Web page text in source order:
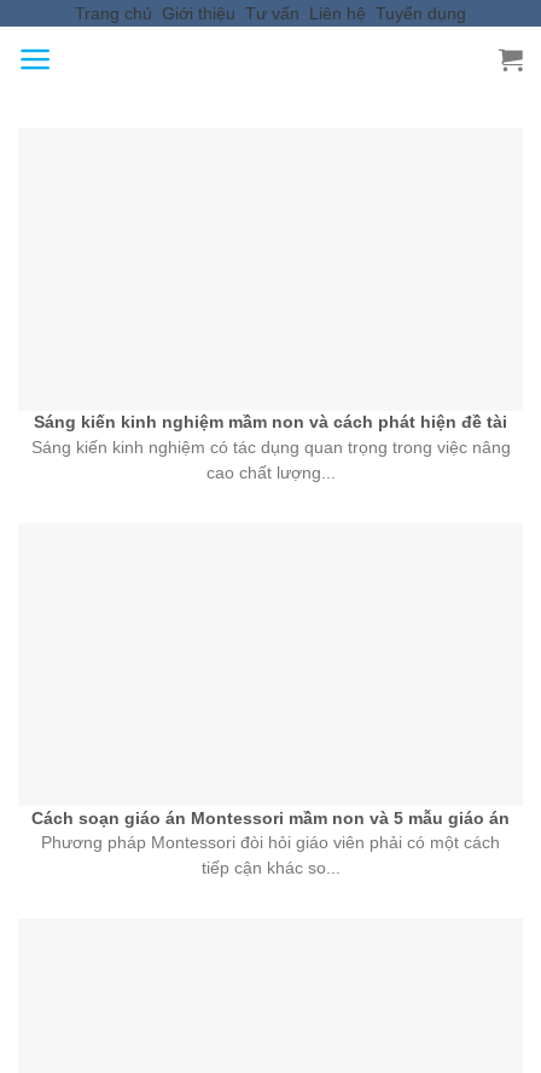
content
Trang chủ Giới thiệu Tư vấn Liên hệ Tuyển dụng
Sáng kiến kinh nghiệm mầm non và cách phát hiện đề tài
Sáng kiến kinh nghiệm có tác dụng quan trọng trong việc nâng
cao chất lượng...
Cách soạn giáo án Montessori mầm non và 5 mẫu giáo án
Phương pháp Montessori đòi hỏi giáo viên phải có một cách
tiếp cận khác so...